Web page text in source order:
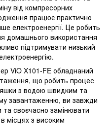
від компресорних
працює практично
електроенергії. Це робить
домашнього використання
підтримувати низький
ViO X101-FE обладнаний
що робить процес
з водою швидким та
завантаженню, ви завжди
своєчасно замінювати
місцях з високим